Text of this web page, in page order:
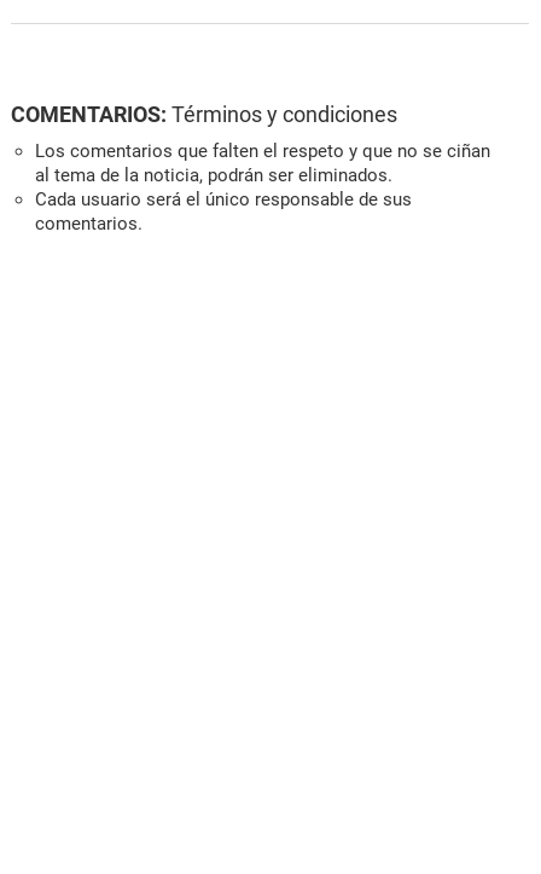
COMENTARIOS: Términos y condiciones
Los comentarios que falten el respeto y que no se ciñan
al tema de la noticia, podrán ser eliminados.
Cada usuario será el único responsable de sus
comentarios.